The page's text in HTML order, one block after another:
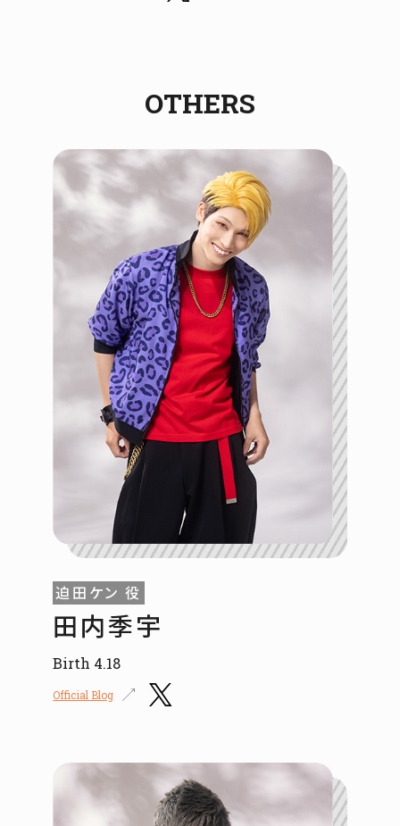
OTHERS
迫田ケン 役
田内季宇
Birth 4.18
Official Blog